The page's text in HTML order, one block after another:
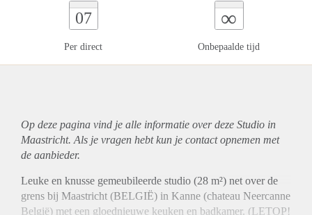
07
Per direct
∞
Onbepaalde tijd
Op deze pagina vind je alle informatie over deze Studio in
Maastricht. Als je vragen hebt kun je contact opnemen met
de aanbieder.
Leuke en knusse gemeubileerde studio (28 m²) net over de
grens bij Maastricht (BELGIË) in Kanne (chateau Neercanne
België) met een gloednieuwe keuken en badkamer. (LETOP!